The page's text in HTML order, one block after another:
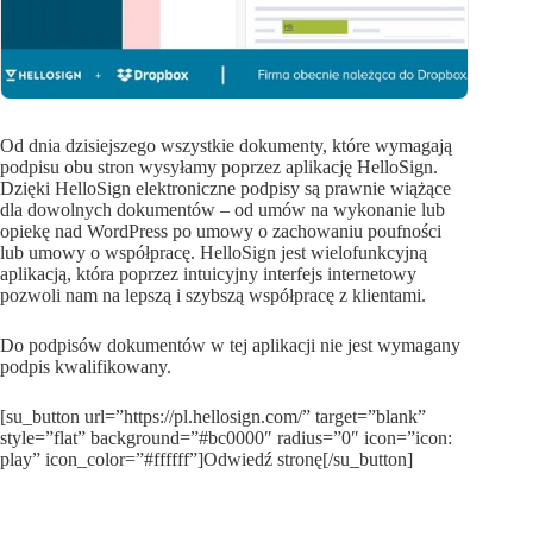
Od dnia dzisiejszego wszystkie dokumenty, które wymagają
podpisu obu stron wysyłamy poprzez aplikację HelloSign.
Dzięki HelloSign elektroniczne podpisy są prawnie wiążące
dla dowolnych dokumentów – od umów na wykonanie lub
opiekę nad WordPress po umowy o zachowaniu poufności
lub umowy o współpracę. HelloSign jest wielofunkcyjną
aplikacją, która poprzez intuicyjny interfejs internetowy
pozwoli nam na lepszą i szybszą współpracę z klientami.
Do podpisów dokumentów w tej aplikacji nie jest wymagany
podpis kwalifikowany.
[su_button url=”https://pl.hellosign.com/” target=”blank”
style=”flat” background=”#bc0000″ radius=”0″ icon=”icon:
play” icon_color=”#ffffff”]Odwiedź stronę[/su_button]